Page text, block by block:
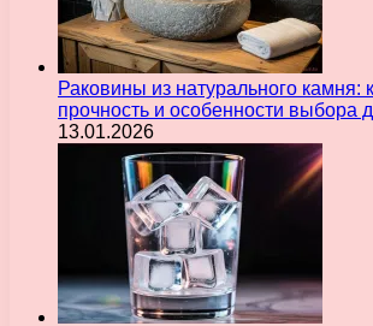
Раковины из натурального камня:
прочность и особенности выбора
13.01.2026